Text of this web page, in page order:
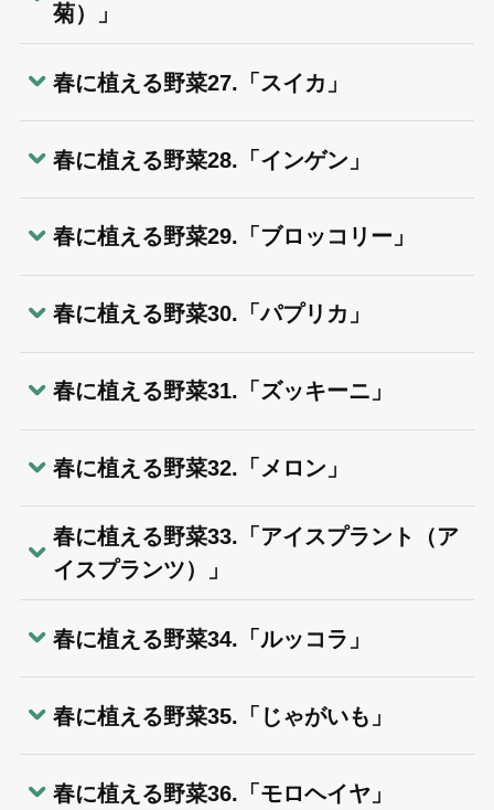
菊）」
春に植える野菜27.「スイカ」
春に植える野菜28.「インゲン」
春に植える野菜29.「ブロッコリー」
春に植える野菜30.「パプリカ」
春に植える野菜31.「ズッキーニ」
春に植える野菜32.「メロン」
春に植える野菜33.「アイスプラント（ア
イスプランツ）」
春に植える野菜34.「ルッコラ」
春に植える野菜35.「じゃがいも」
春に植える野菜36.「モロヘイヤ」